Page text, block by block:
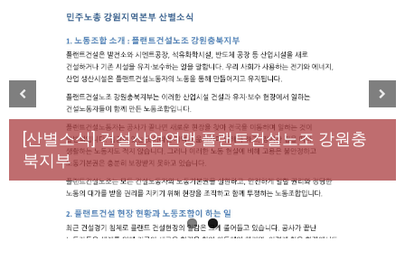
[성명] 막을 수 있었던 죽음, HL만도가 책임져라 : 청
년노동자 사망사고의 철저한 진상규명과 재발방지
대책 마련하라
[산별소식] 건설산업연맹 플랜트건설노조 강원충
북지부
Previous Next